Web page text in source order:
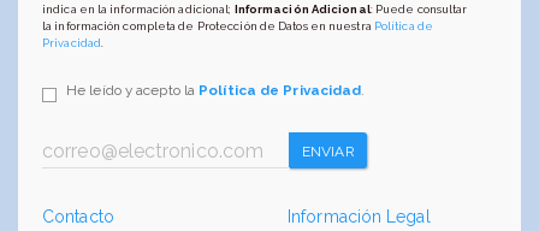
indica en la información adicional; Información Adicional: Puede consultar
la información completa de Protección de Datos en nuestra Política de
Privacidad
He leído y acepto la Política de Privacidad.
ENVIAR
Contacto
Información Legal